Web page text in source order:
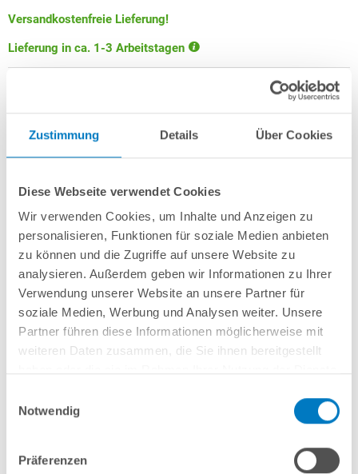
Zustimmung Details Über Cookies
Diese Webseite verwendet Cookies
Wir verwenden Cookies, um Inhalte und Anzeigen zu
personalisieren, Funktionen für soziale Medien anbieten
zu können und die Zugriffe auf unsere Website zu
analysieren. Außerdem geben wir Informationen zu Ihrer
Verwendung unserer Website an unsere Partner für
soziale Medien, Werbung und Analysen weiter. Unsere
Partner führen diese Informationen möglicherweise mit
weiteren Daten zusammen, die Sie ihnen bereitgestellt
Notwendig
Präferenzen
Versandkostenfreie Lieferung!
Lieferung in ca. 1-3 Arbeitstagen
finanzieren
Aufblasbare Winterabdeckung Made in Germany für Ihren Rundpool
Beidseitig aus extrem reißfester, mitPVC beschichteter Polyesterplane
mit einem Gewicht vonjeweils 580 g/m²
Ein- und Auslassventil mit Ventileinlassadapter zum Anschluss an ein
Gebläse
Am Rand eingearbeitete Ösen (Abstand ca. alle 60 cm) zur Anbringung
eines Zugseils
Inkl. robustem, 6 mm starkem Gummizugseil